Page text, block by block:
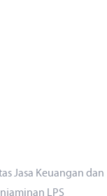
Jasa Keuangan dan
LPS